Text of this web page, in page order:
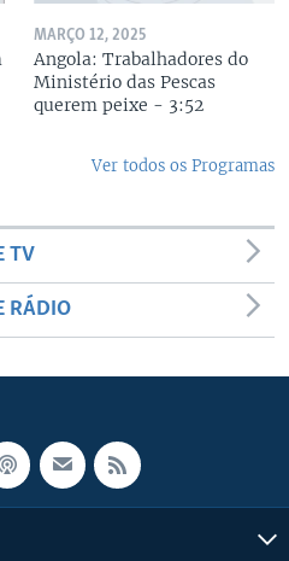
MARÇO 12, 2025
Angola: Trabalhadores do
Ministério das Pescas
querem peixe - 3:52
Ver todos os Programas
TV
RÁDIO